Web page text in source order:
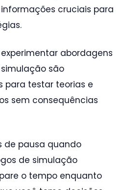
cruciais para
abordagens
são
para testar teorias e
sem consequências
de pausa quando
de simulação
o tempo enquanto